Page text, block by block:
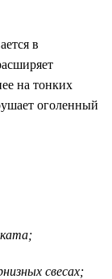
в
на тонких
оголенный
свесах;